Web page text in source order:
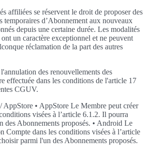
affiliées se réservent le droit de proposer des
temporaires d’Abonnement aux nouveaux
depuis une certaine durée. Les modalités
un caractère exceptionnel et ne peuvent
réclamation de la part des autres
des renouvellements des
effectuée dans les conditions de l'article 17
CGUV.
• AppStore Le Membre peut créer
visées à l’article 6.1.2. Il pourra
des Abonnements proposés. • Android Le
Compte dans les conditions visées à l’article
parmi l'un des Abonnements proposés.